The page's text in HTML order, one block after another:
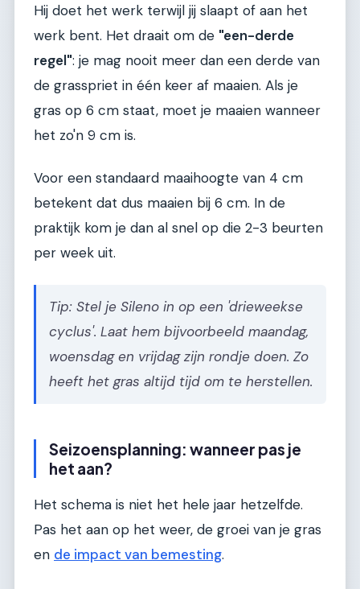
Hij doet het werk terwijl jij slaapt of aan het
werk bent. Het draait om de "een-derde
regel": je mag nooit meer dan een derde van
de grasspriet in één keer af maaien. Als je
gras op 6 cm staat, moet je maaien wanneer
het zo'n 9 cm is.
Voor een standaard maaihoogte van 4 cm
betekent dat dus maaien bij 6 cm. In de
praktijk kom je dan al snel op die 2-3 beurten
per week uit.
Tip: Stel je Sileno in op een 'drieweekse
cyclus'. Laat hem bijvoorbeeld maandag,
woensdag en vrijdag zijn rondje doen. Zo
heeft het gras altijd tijd om te herstellen.
Seizoensplanning: wanneer pas je
het aan?
Het schema is niet het hele jaar hetzelfde.
Pas het aan op het weer, de groei van je gras
en de impact van bemesting.